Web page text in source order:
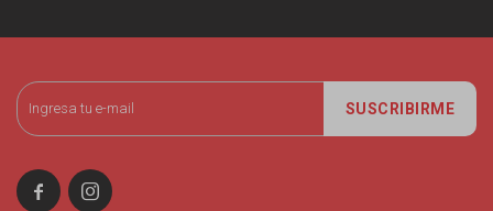
SUSCRIBIRME
 